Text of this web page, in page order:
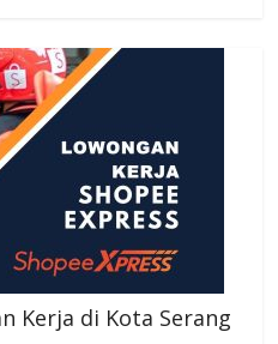
Kerja di Kota Serang